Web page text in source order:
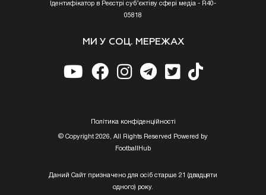
Ідентифікатор в Реєстрі суб’єктіву сфері медіа - R40-
05818
МИ У СОЦ. МЕРЕЖАХ
Полiтика конфiденцiйностi
© Copyright 2026, All Rights Reserved Powered by
FootballHub
Даний Сайт призначено для осіб старше 21 (двадцяти
одного) року.